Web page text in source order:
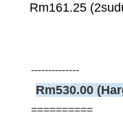
(2sudu
Rm530.00